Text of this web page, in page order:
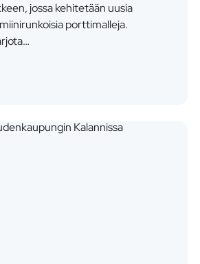
jossa kehitetään uusia
porttimalleja.